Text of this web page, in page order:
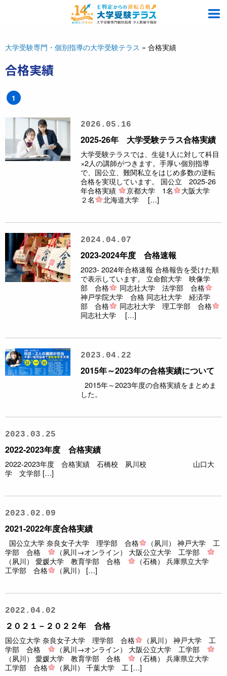
大学受験専門・個別指導の大学受験テラス » 合格実績
合格実績
1
2026.05.16
2025-26年 大学受験テラス合格実績
大学受験テラスでは、生徒1人に対して科目
×2人の講師がつきます。手厚い個別指導
で、国公立、難関私立をはじめ多数の逆転
合格を実現しています。 国公立 2025-26
年合格実績
京都大学 1名
大阪大学
２名
北海道大学 […]
2024.04.07
2023-2024年度 合格速報
2023- 2024年合格速報 合格報告を受けた順
で表示しています。 立命館大学 映像学
部 合格
同志社大学 法学部 合格
神戸学院大学 合格 同志社大学 経済学
部 合格
同志社大学 理工学部 合格
同志社大学 […]
2023.04.22
2015年～2023年の合格実績について
2015年～2023年度の合格実績をまとめま
した。
2023.03.25
2022-2023年度 合格実績
2022-2023年度 合格実績 石橋校 夙川校 山口大
学 文学部 […]
2023.02.09
2021-2022年度合格実績
国公立大学 奈良女子大学 理学部 合格
（夙川） 神戸大学 工
学部 合格
（夙川→オンライン） 大阪公立大学 工学部
（夙川） 愛媛大学 教育学部 合格
（石橋） 兵庫県立大学
工学部 合格
（夙川） […]
2022.04.02
２０２１－２０２２年 合格
国公立大学 奈良女子大学 理学部 合格
（夙川） 神戸大学 工
学部 合格
（夙川→オンライン） 大阪公立大学 工学部
（夙川） 愛媛大学 教育学部 合格
（石橋） 兵庫県立大学
工学部 合格
（夙川） 千葉大学 工 […]